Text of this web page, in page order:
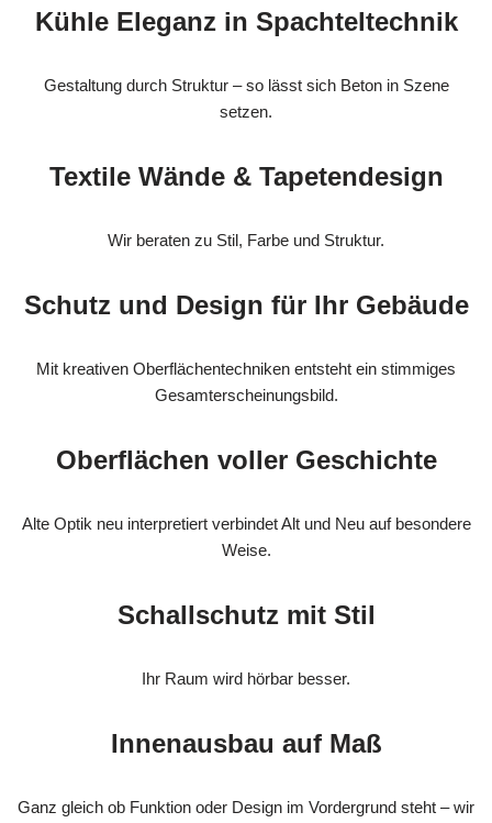
Kühle Eleganz in Spachteltechnik
Gestaltung durch Struktur – so lässt sich Beton in Szene
setzen.
Textile Wände & Tapetendesign
Wir beraten zu Stil, Farbe und Struktur.
Schutz und Design für Ihr Gebäude
Mit kreativen Oberflächentechniken entsteht ein stimmiges
Gesamterscheinungsbild.
Oberflächen voller Geschichte
Alte Optik neu interpretiert verbindet Alt und Neu auf besondere
Weise.
Schallschutz mit Stil
Ihr Raum wird hörbar besser.
Innenausbau auf Maß
Ganz gleich ob Funktion oder Design im Vordergrund steht – wir